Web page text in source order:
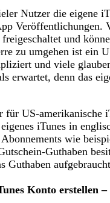
Nutzer die eigene
und
zu umgehen ist ein
und viele
erwartet, denn das
US-amerikanische
iTunes in
wie
Guthaben
Guthaben
Konto erstellen –